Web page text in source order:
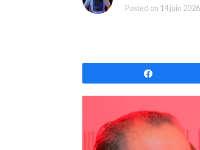
Posted on 14 juin 2026